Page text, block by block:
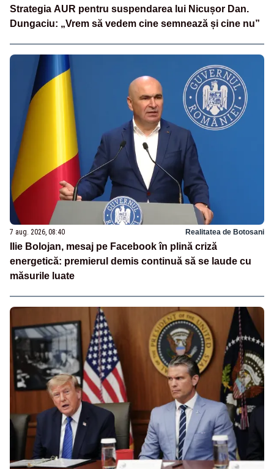
Strategia AUR pentru suspendarea lui Nicușor Dan.
Dungaciu: „Vrem să vedem cine semnează și cine nu”
7 aug. 2026, 08:40 Realitatea de Botosani
Ilie Bolojan, mesaj pe Facebook în plină criză
energetică: premierul demis continuă să se laude cu
măsurile luate